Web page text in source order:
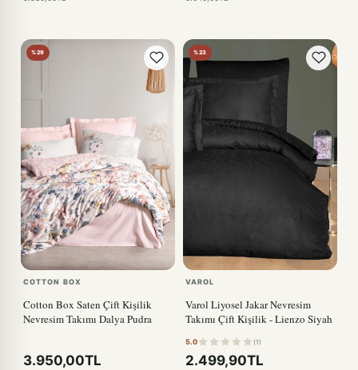
%29
COTTON BOX
Cotton Box Saten Çift Kişilik
Nevresim Takımı Dalya Pudra
3.950,00TL
%23
VAROL
Varol Liyosel Jakar Nevresim
Takımı Çift Kişilik - Lienzo Siyah
5.0 (1)
2.499,90TL